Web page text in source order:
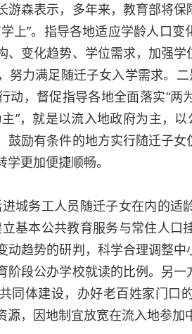
森表示，多年来，教育部将保
上”。指导各地适应学龄人口
、变化趋势、学位需求，加强
努力满足随迁子女入学需求。
动，督促指导各地全面落实“两
”，就是以流入地政府为主，
鼓励有条件的地方实行随迁子
更加便捷顺畅。
务工人员随迁子女在内的适
基本公共教育服务与常住人
动趋势的研判，科学合理调整
阶段公办学校就读的比例。另
同体建设，办好老百姓家门口
，因地制宜放宽在流入地参加